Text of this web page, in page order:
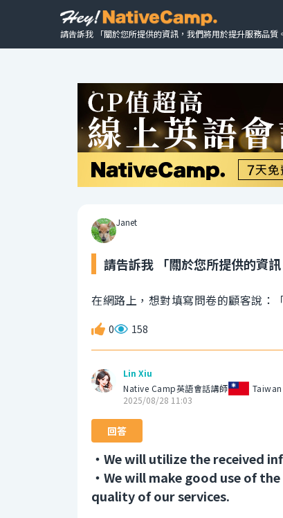
請告訴我 「關於您所提供的資訊，我們將用於提升服務品質
Janet
請告訴我 「關於您所提供的資
在網路上，想對填寫問卷的顧客說：
0 158
Lin Xiu
Native Camp英語會話講師
Taiwan
2025/08/28 11:03
回答
・We will utilize the received
・We will make good use of
quality of our services.